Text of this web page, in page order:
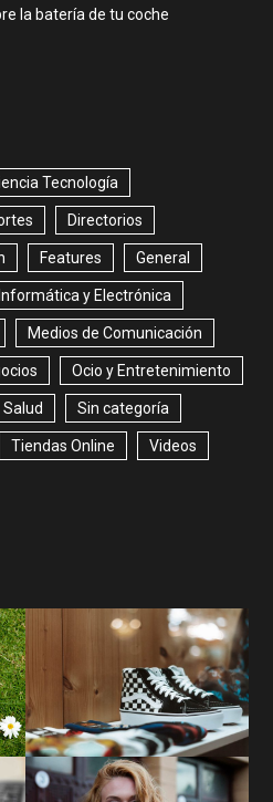
la batería de tu coche
Tecnología
Directorios
Features General
Informática y Electrónica
Medios de Comunicación
Ocio y Entretenimiento
Salud Sin categoría
Tiendas Online Videos